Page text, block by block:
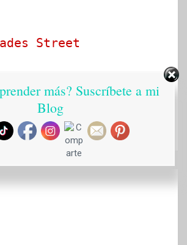
Street
más? Suscríbete a mi
Blog